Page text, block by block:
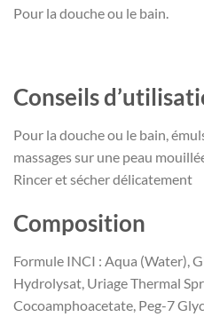
Pour la douche ou le bain.
Conseils
Pour la douche ou le bain,
massages sur une peau
Rincer et sécher délicatement
Composition
Formule INCI : Aqua (Water),
Hydrolysat, Uriage Thermal
Cocoamphoacetate, Peg-7